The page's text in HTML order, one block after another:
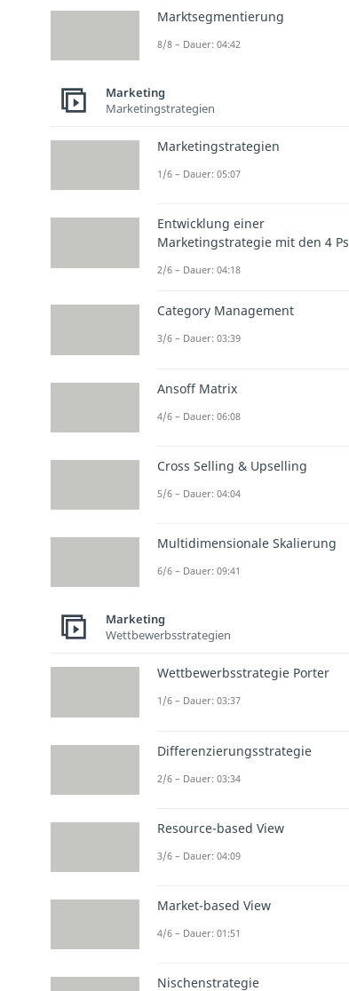
Marktsegmentierung
8/8 – Dauer: 04:42
Marketing
Marketingstrategien
Marketingstrategien
1/6 – Dauer: 05:07
Entwicklung einer
Marketingstrategie mit den 4 Ps
2/6 – Dauer: 04:18
Category Management
3/6 – Dauer: 03:39
Ansoff Matrix
4/6 – Dauer: 06:08
Cross Selling & Upselling
5/6 – Dauer: 04:04
Multidimensionale Skalierung
6/6 – Dauer: 09:41
Marketing
Wettbewerbsstrategien
Wettbewerbsstrategie Porter
1/6 – Dauer: 03:37
Differenzierungsstrategie
2/6 – Dauer: 03:34
Resource-based View
3/6 – Dauer: 04:09
Market-based View
4/6 – Dauer: 01:51
Nischenstrategie